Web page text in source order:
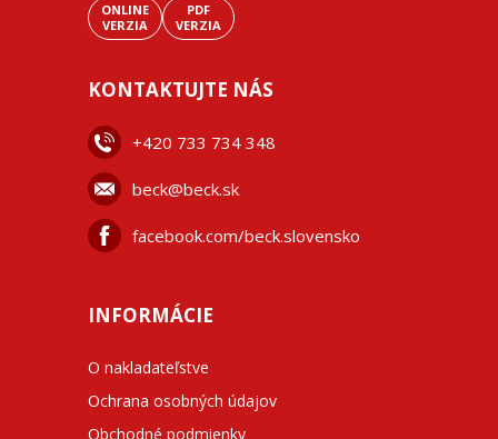
ONLINE
VERZIA
PDF
VERZIA
KONTAKTUJTE NÁS
+420 733 734 348
beck@beck.sk
facebook.com/beck.slovensko
INFORMÁCIE
O nakladateľstve
Ochrana osobných údajov
Obchodné podmienky